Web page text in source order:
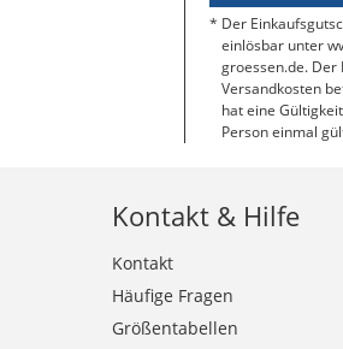
Der
einlösbar unter
groessen.de.
Versandkosten
hat eine
Person einmal
Kontakt & Hilfe
Kontakt
Häufige Fragen
Größentabellen